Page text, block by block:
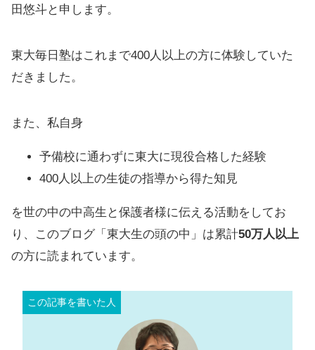
田悠斗と申します。
東大毎日塾はこれまで400人以上の方に体験していた
だきました。
また、私自身
予備校に通わずに東大に現役合格した経験
400人以上の生徒の指導から得た知見
を世の中の中高生と保護者様に伝える活動をしてお
り、このブログ「東大生の頭の中」は累計50万人以上
の方に読まれています。